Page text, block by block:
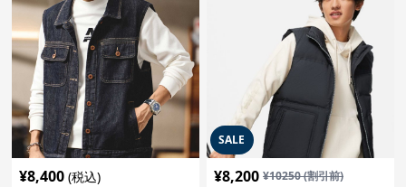
¥8,400 (税込)
SALE
¥8,200 ¥10250(割引前)